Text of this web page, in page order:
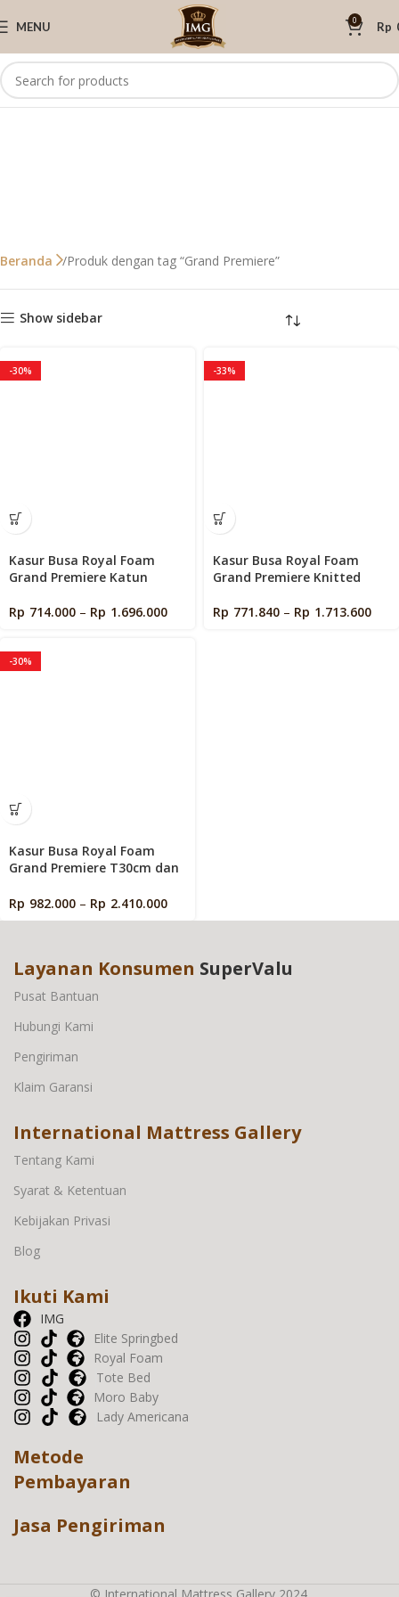
MENU 0 Rp
Beranda Produk dengan tag “Grand Premiere”
Show sidebar
-30%
Kasur Busa Royal Foam
Grand Premiere Katun
Rp 714.000 – Rp 1.696.000
-33%
Kasur Busa Royal Foam
Grand Premiere Knitted
Rp 771.840 – Rp 1.713.600
-30%
Kasur Busa Royal Foam
Grand Premiere T30cm dan
Rp 982.000 – Rp 2.410.000
Layanan Konsumen SuperValu
Pusat Bantuan
Hubungi Kami
Pengiriman
Klaim Garansi
International Mattress Gallery
Tentang Kami
Syarat & Ketentuan
Kebijakan Privasi
Blog
Ikuti Kami
IMG
Elite Springbed
Royal Foam
Tote Bed
Moro Baby
Lady Americana
Metode
Pembayaran
Jasa Pengiriman